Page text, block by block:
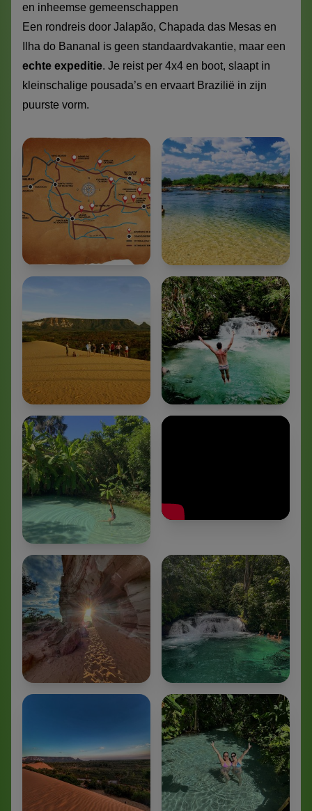
en inheemse gemeenschappen
Een rondreis door Jalapão, Chapada das Mesas en
Ilha do Bananal is geen standaardvakantie, maar een
echte expeditie. Je reist per 4x4 en boot, slaapt in
kleinschalige pousada’s en ervaart Brazilië in zijn
puurste vorm.